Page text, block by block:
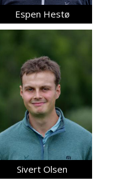
Espen Hestø
Sivert Olsen